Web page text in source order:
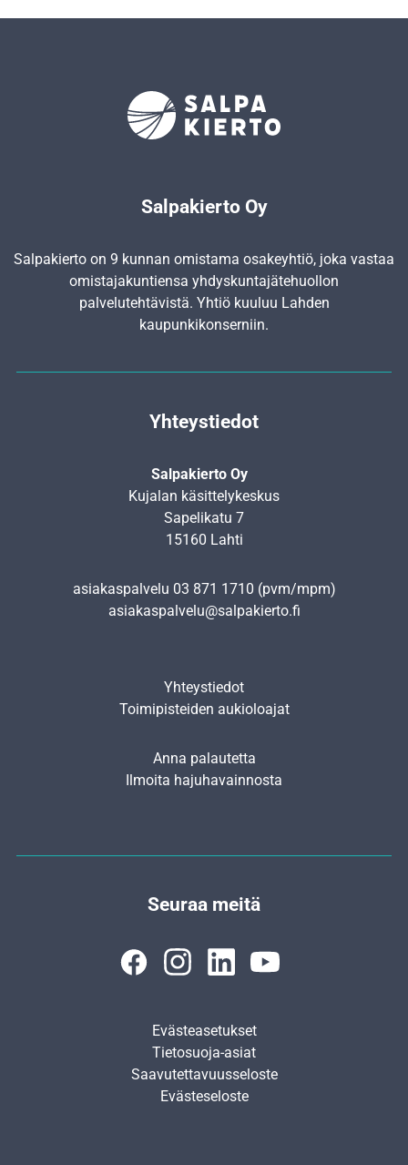
Salpakierto Oy
Salpakierto on 9 kunnan omistama osakeyhtiö, joka vastaa
omistajakuntiensa yhdyskunta­jätehuollon
palvelutehtävistä. Yhtiö kuuluu Lahden
kaupunkikonserniin.
Yhteystiedot
Salpakierto Oy
Kujalan käsittelykeskus
Sapelikatu 7
15160 Lahti
asiakaspalvelu 03 871 1710 (pvm/mpm)
asiakaspalvelu@salpakierto.fi
Yhteystiedot
Toimipisteiden aukioloajat
Anna palautetta
Ilmoita hajuhavainnosta
Seuraa meitä
Evästeasetukset
Tietosuoja-asiat
Saavutettavuusseloste
Evästeseloste